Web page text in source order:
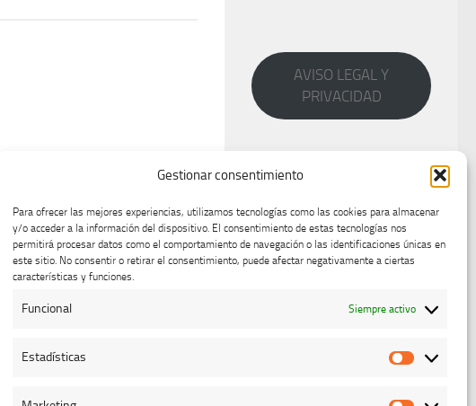
Gestionar consentimiento
Para ofrecer las mejores experiencias, utilizamos tecnologías como las cookies para almacenar
y/o acceder a la información del dispositivo. El consentimiento de estas tecnologías nos
permitirá procesar datos como el comportamiento de navegación o las identificaciones únicas en
este sitio. No consentir o retirar el consentimiento, puede afectar negativamente a ciertas
características y funciones.
Funcional Siempre activo
Estadísticas
AVISO LEGAL Y
PRIVACIDAD